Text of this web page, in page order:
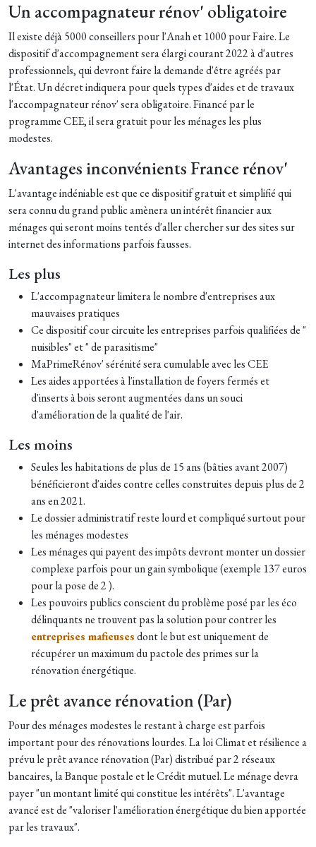
Un accompagnateur rénov' obligatoire
Il existe déjà 5000 conseillers pour l'Anah et 1000 pour Faire. Le
dispositif d'accompagnement sera élargi courant 2022 à d'autres
professionnels, qui devront faire la demande d'être agréés par
l'État. Un décret indiquera pour quels types d'aides et de travaux
l'accompagnateur rénov' sera obligatoire. Financé par le
programme CEE, il sera gratuit pour les ménages les plus
modestes.
Avantages inconvénients France rénov'
L'avantage indéniable est que ce dispositif gratuit et simplifié qui
sera connu du grand public amènera un intérêt financier aux
ménages qui seront moins tentés d'aller chercher sur des sites sur
internet des informations parfois fausses.
Les plus
L'accompagnateur limitera le nombre d'entreprises aux
mauvaises pratiques
Ce dispositif cour circuite les entreprises parfois qualifiées de "
nuisibles" et " de parasitisme"
MaPrimeRénov' sérénité sera cumulable avec les CEE
Les aides apportées à l'installation de foyers fermés et
d'inserts à bois seront augmentées dans un souci
d'amélioration de la qualité de l'air.
Les moins
Seules les habitations de plus de 15 ans (bâties avant 2007)
bénéficieront d'aides contre celles construites depuis plus de 2
ans en 2021.
Le dossier administratif reste lourd et compliqué surtout pour
les ménages modestes
Les ménages qui payent des impôts devront monter un dossier
complexe parfois pour un gain symbolique (exemple 137 euros
pour la pose de 2 ).
Les pouvoirs publics conscient du problème posé par les éco
délinquants ne trouvent pas la solution pour contrer les
entreprises mafieusesdont le but est uniquement de
récupérer un maximum du pactole des primes sur la
rénovation énergétique.
Le prêt avance rénovation (Par)
Pour des ménages modestes le restant à charge est parfois
important pour des rénovations lourdes. La loi Climat et résilience a
prévu le prêt avance rénovation (Par) distribué par 2 réseaux
bancaires, la Banque postale et le Crédit mutuel. Le ménage devra
payer "un montant limité qui constitue les intérêts". L'avantage
avancé est de "valoriser l'amélioration énergétique du bien apportée
par les travaux".